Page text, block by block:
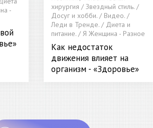
-
хирургия / Звездный стиль. /
Досуг и хобби. / Видео. /
Леди в Тренде. / Диета и
питание. / Я Женщина - Разное
Как недостаток
движения влияет на
организм - «Здоровье»